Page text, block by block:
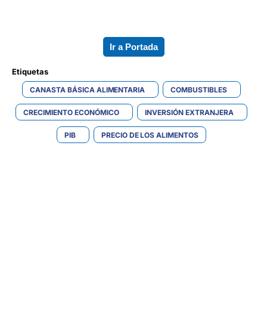
Ir a Portada
Etiquetas
CANASTA BÁSICA ALIMENTARIA COMBUSTIBLES
CRECIMIENTO ECONÓMICO INVERSIÓN EXTRANJERA
PIB PRECIO DE LOS ALIMENTOS